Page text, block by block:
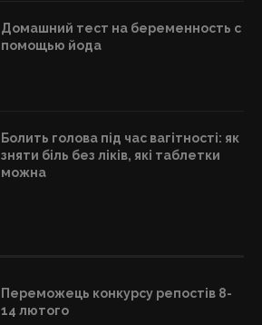
Домашний тест на беременность с
помощью йода
Болить голова під час вагітності: як
зняти біль без ліків, які таблетки
можна
Переможець конкурсу репостів 8-
14 лютого